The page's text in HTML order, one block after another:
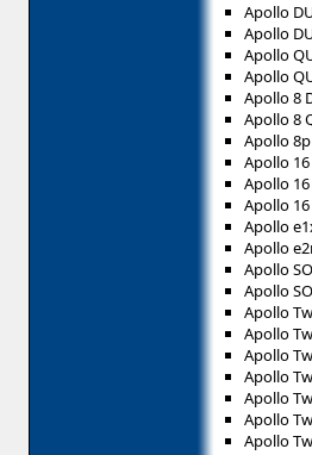
Apollo
Apollo
Apollo
Apollo
Apollo 8
Apollo 8
Apollo 8p
Apollo
Apollo
Apollo
Apollo
Apollo
Apollo
Apollo
Apollo
Apollo
Apollo
Apollo
Apollo
Apollo
Apollo